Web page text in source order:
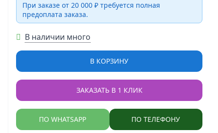
При заказе от 20 000 ₽ требуется полная
предоплата заказа.
В наличии много
В КОРЗИНУ
ЗАКАЗАТЬ В 1 КЛИК
ПО WHATSAPP ПО ТЕЛЕФОНУ